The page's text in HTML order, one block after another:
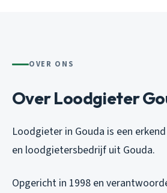
OVER ONS
Over Loodgieter
Loodgieter in Gouda is een
en loodgietersbedrijf uit Gouda.
Opgericht in 1998 en